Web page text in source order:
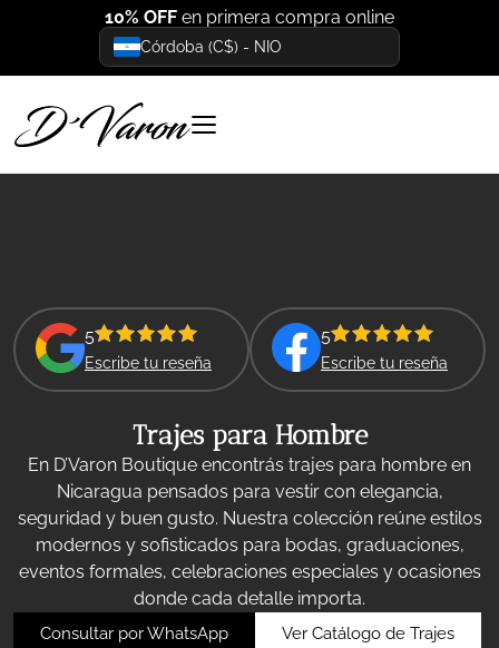
10% OFF en primera compra online
Córdoba (C$) - NIO
5
Escribe tu reseña
5
Escribe tu reseña
Trajes para Hombre
En D’Varon Boutique encontrás trajes para hombre en
Nicaragua pensados para vestir con elegancia,
seguridad y buen gusto. Nuestra colección reúne estilos
modernos y sofisticados para bodas, graduaciones,
eventos formales, celebraciones especiales y ocasiones
donde cada detalle importa.
Consultar por WhatsApp Ver Catálogo de Trajes